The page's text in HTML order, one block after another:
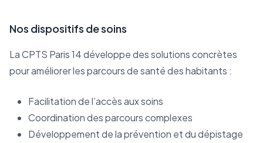
Nos dispositifs de soins
La CPTS Paris 14 développe des solutions concrètes
pour améliorer les parcours de santé des habitants :
Facilitation de l’accès aux soins
Coordination des parcours complexes
Développement de la prévention et du dépistage